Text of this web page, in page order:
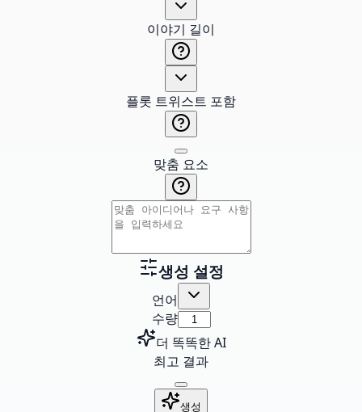
이야기 길이
플롯 트위스트 포함
맞춤 요소
생성 설정
언어
수량
더 똑똑한 AI
최고 결과
생성